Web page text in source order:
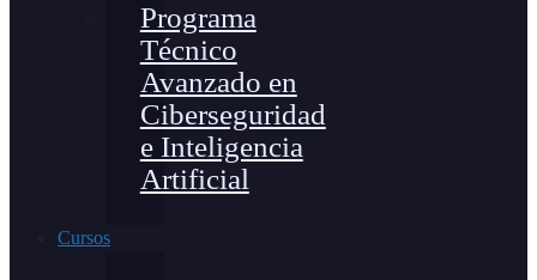
Programa
Técnico
Avanzado en
Ciberseguridad
e Inteligencia
Artificial
Cursos